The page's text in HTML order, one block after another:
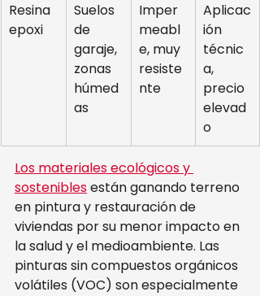
Resina
epoxi
Suelos
de
garaje,
zonas
húmed
as
Imper
meabl
e, muy
resiste
nte
Aplicac
ión
técnic
a,
precio
elevad
o
Los materiales ecológicos y
sostenibles están ganando terreno
en pintura y restauración de
viviendas por su menor impacto en
la salud y el medioambiente. Las
pinturas sin compuestos orgánicos
volátiles (VOC) son especialmente